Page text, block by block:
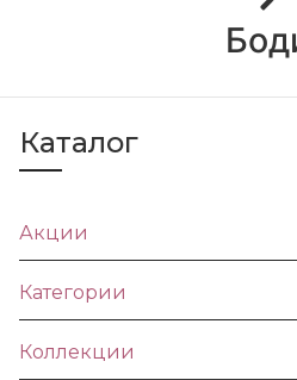
Каталог
Акции
Категории
Коллекции